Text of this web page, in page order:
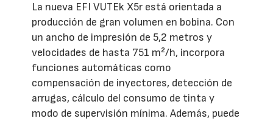
La nueva EFI VUTEk X5r está orientada a
producción de gran volumen en bobina. Con
un ancho de impresión de 5,2 metros y
velocidades de hasta 751 m²/h, incorpora
funciones automáticas como
compensación de inyectores, detección de
arrugas, cálculo del consumo de tinta y
modo de supervisión mínima. Además, puede